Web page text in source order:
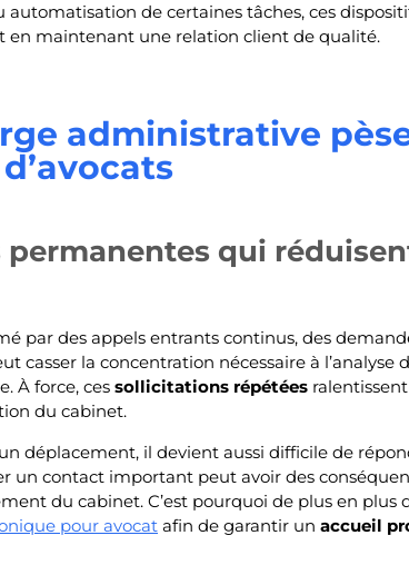
automatisation de certaines tâches, ces
en maintenant une relation client de qualité.
administrative
qui
par des appels entrants continus, des
casser la concentration nécessaire à l’analyse
À force, ces sollicitations répétées
du cabinet.
déplacement, il devient aussi difficile de
un contact important peut avoir des
du cabinet. C’est pourquoi de plus en
pour avocat afin de garantir un accueil